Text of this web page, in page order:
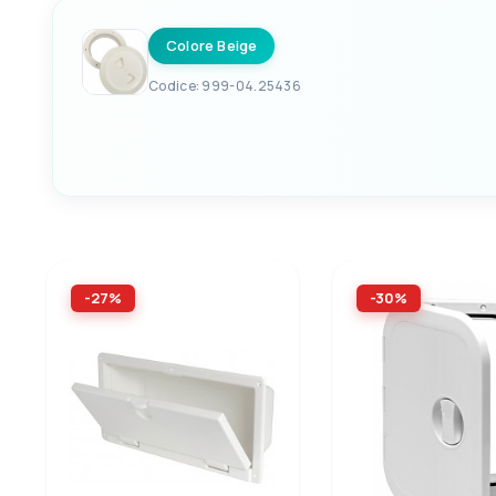
Colore Beige
Codice: 999-04.25436
-27% -30%